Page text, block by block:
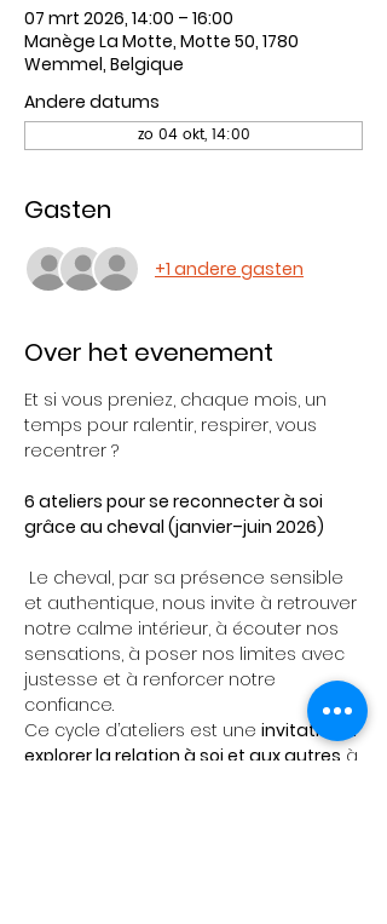
07 mrt 2026, 14:00 – 16:00
Manège La Motte, Motte 50, 1780
Wemmel, Belgique
Andere datums
zo 04 okt, 14:00
Gasten
+1 andere gasten
Over het evenement
Et si vous preniez, chaque mois, un
temps pour ralentir, respirer, vous
recentrer ?
6 ateliers pour se reconnecter à soi
grâce au cheval (janvier–juin 2026)
et authentique, nous invite à retrouver
notre calme intérieur, à écouter nos
sensations, à poser nos limites avec
justesse et à renforcer notre
confiance.
Ce cycle d’ateliers est une invitation à
explorer la relation à soi et aux autres à